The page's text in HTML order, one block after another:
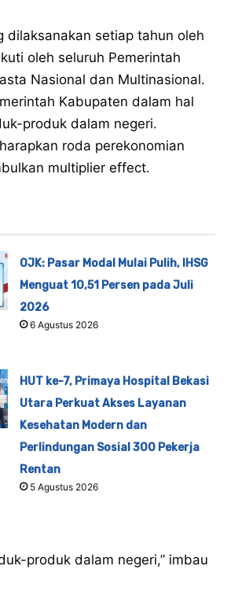
dilaksanakan setiap tahun oleh
oleh seluruh Pemerintah
Nasional dan Multinasional.
Kabupaten dalam hal
produk dalam negeri.
roda perekonomian
multiplier effect.
OJK: Pasar Modal Mulai Pulih, IHSG
Menguat 10,51 Persen pada Juli
2026
6 Agustus 2026
HUT ke-7, Primaya Hospital Bekasi
Utara Perkuat Akses Layanan
Kesehatan Modern dan
Perlindungan Sosial 300 Pekerja
Rentan
5 Agustus 2026
produk dalam negeri,” imbau